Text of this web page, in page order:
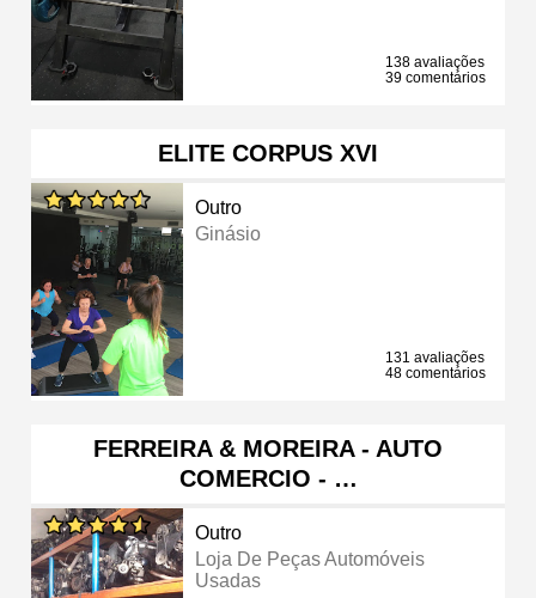
138 avaliações
39 comentários
ELITE CORPUS XVI
Outro
Ginásio
131 avaliações
48 comentários
FERREIRA & MOREIRA - AUTO
COMERCIO - …
Outro
Loja De Peças Automóveis
Usadas